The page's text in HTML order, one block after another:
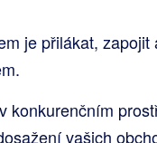
je přilákat, zapojit
konkurenčním
vašich